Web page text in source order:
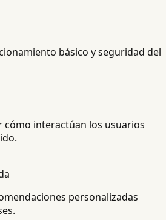
básico y seguridad del
cómo interactúan los usuarios
personalizadas